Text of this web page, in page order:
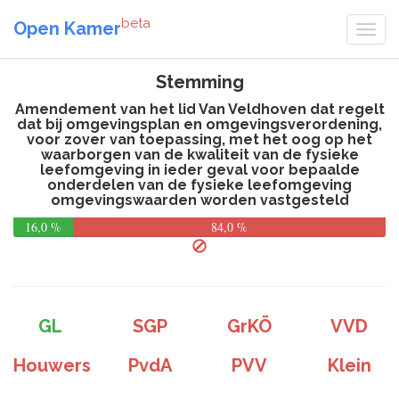
Open Kamerbeta
Stemming
Amendement van het lid Van Veldhoven dat regelt
dat bij omgevingsplan en omgevingsverordening,
voor zover van toepassing, met het oog op het
waarborgen van de kwaliteit van de fysieke
leefomgeving in ieder geval voor bepaalde
onderdelen van de fysieke leefomgeving
omgevingswaarden worden vastgesteld
16,0 %
84,0 %
GL SGP GrKÖ
VVD
Houwers
PvdA PVV
Klein